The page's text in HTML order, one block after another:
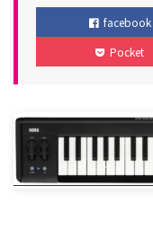
稿
日
更
新
facebook
Pocket